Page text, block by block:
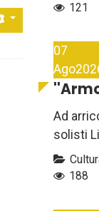
121
07
Ago
Ad
solisti
188